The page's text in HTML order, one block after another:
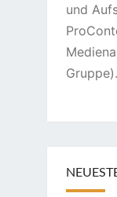
und
Gruppe).